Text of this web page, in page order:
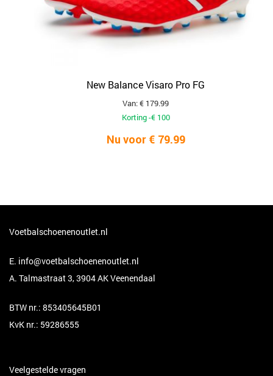
New Balance Visaro Pro FG
Van: € 179.99
Korting -€ 100
Nu voor € 79.99
Voetbalschoenenoutlet.nl
E. info@voetbalschoenenoutlet.nl
A. Talmastraat 3, 3904 AK Veenendaal
BTW nr.: 853405645B01
KvK nr.: 59286555
Veelgestelde vragen